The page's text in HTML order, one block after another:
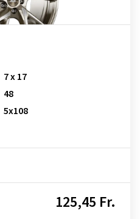
7 x 17
48
5x108
125,45 Fr.